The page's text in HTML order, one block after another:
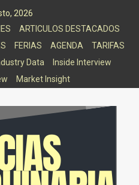
2026
ARTICULOS DESTACADOS
FERIAS AGENDA
TARIFAS
Data
Inside Interview
Market Insight